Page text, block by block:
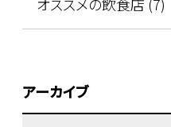
アーカイブ